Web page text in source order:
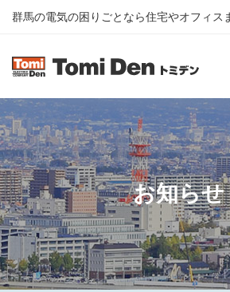
群⾺の電気の困りごとなら住宅やオフィス
お知らせ